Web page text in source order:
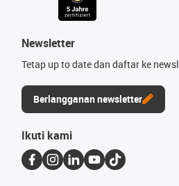
Newsletter
Tetap up to date dan daftar ke
Berlangganan newsletter
Ikuti kami